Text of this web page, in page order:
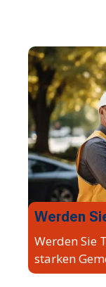
Werden
Werden Sie
starken